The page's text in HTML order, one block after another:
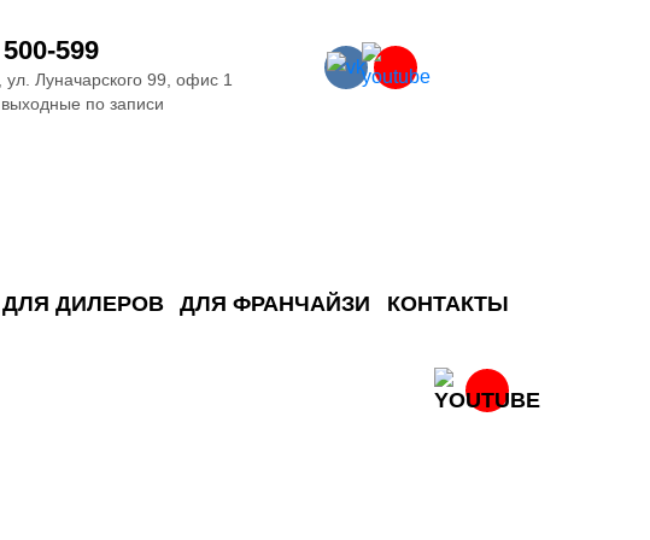
599
Луначарского 99, офис 1
по записи
ДЛЯ ДИЛЕРОВ ДЛЯ ФРАНЧАЙЗИ КОНТАКТЫ